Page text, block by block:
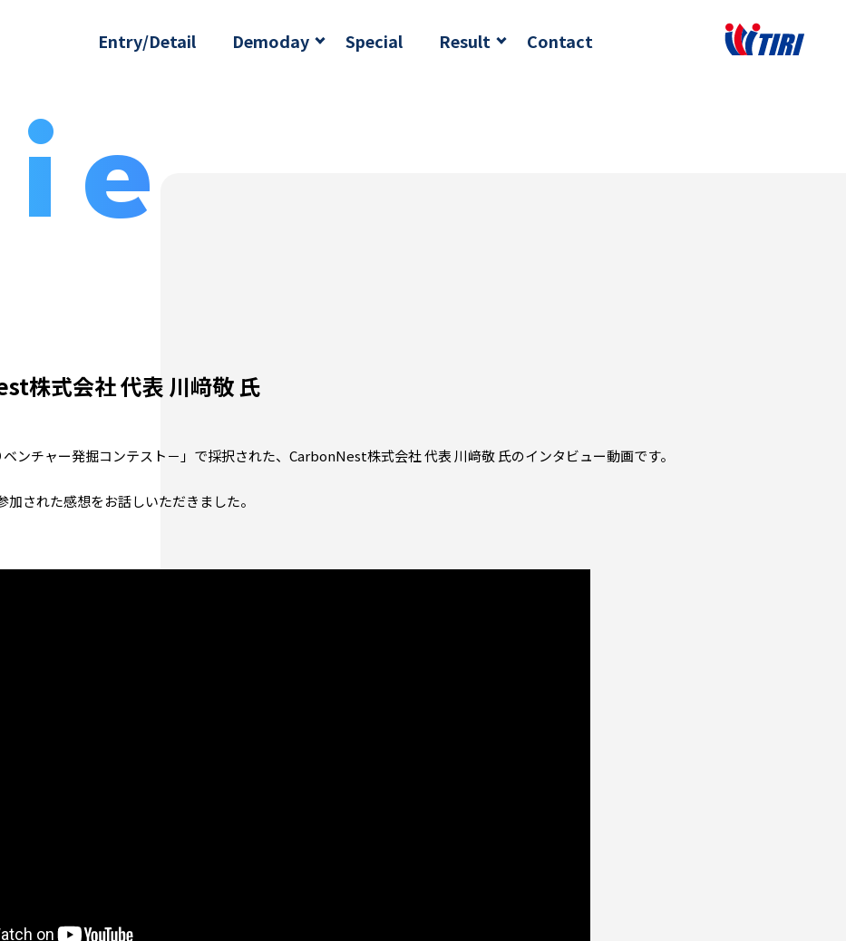
Entry/Detail Demoday Special Result Contact
株式会社 代表 川﨑敬 氏
ンチャー発掘コンテスト－」で採択された、CarbonNest株式会社 代表 川﨑敬 氏のインタビュー動画です。
された感想をお話しいただきました。